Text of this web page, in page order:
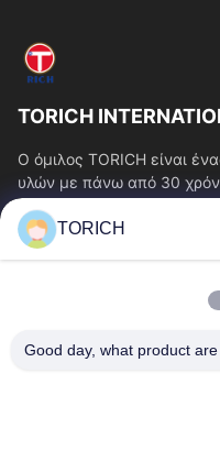
TORICH
Ο όμιλος TORICH είναι
υλών με πάνω από 30
έρευνα και ανάπτυξη, το
Γρήγοροι Σύνδεσμοι
Γύρος Εργοστασίων
TORICH
Good day, what product